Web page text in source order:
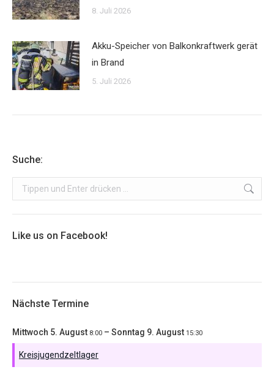
8. Juli 2026
Akku-Speicher von Balkonkraftwerk gerät
in Brand
5. Juli 2026
Suche:
Search:
Like us on Facebook!
Nächste Termine
Mittwoch 5. August 8:00 – Sonntag 9. August 15:30
Kreisjugendzeltlager